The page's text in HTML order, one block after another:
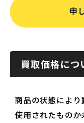
申
買取価格につ
商品の状態により
使用されたもの